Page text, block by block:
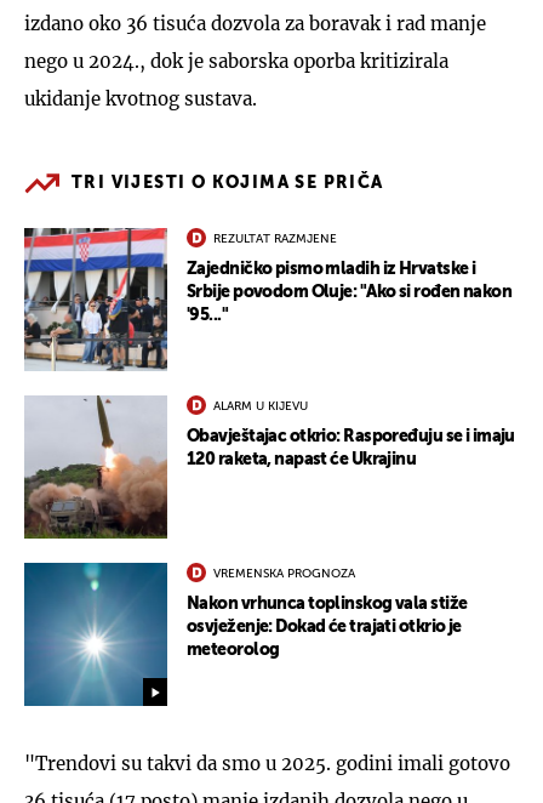
izdano oko 36 tisuća dozvola za boravak i rad manje
nego u 2024., dok je saborska oporba kritizirala
ukidanje kvotnog sustava.
TRI VIJESTI O KOJIMA SE PRIČA
REZULTAT RAZMJENE
Zajedničko pismo mladih iz Hrvatske i
Srbije povodom Oluje: "Ako si rođen nakon
'95..."
ALARM U KIJEVU
Obavještajac otkrio: Raspoređuju se i imaju
120 raketa, napast će Ukrajinu
VREMENSKA PROGNOZA
Nakon vrhunca toplinskog vala stiže
osvježenje: Dokad će trajati otkrio je
meteorolog
"Trendovi su takvi da smo u 2025. godini imali gotovo